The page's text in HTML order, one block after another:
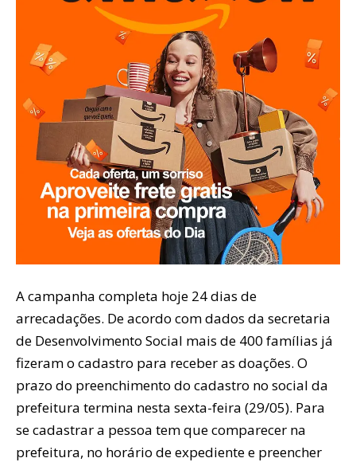
A campanha completa hoje 24 dias de
arrecadações. De acordo com dados da secretaria
de Desenvolvimento Social mais de 400 famílias já
fizeram o cadastro para receber as doações. O
prazo do preenchimento do cadastro no social da
prefeitura termina nesta sexta-feira (29/05). Para
se cadastrar a pessoa tem que comparecer na
prefeitura, no horário de expediente e preencher